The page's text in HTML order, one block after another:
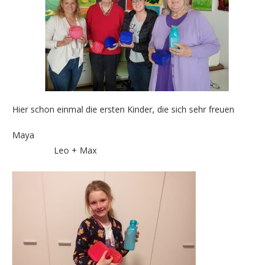
Hier schon einmal die ersten Kinder, die sich sehr freuen
Maya
Leo + Max